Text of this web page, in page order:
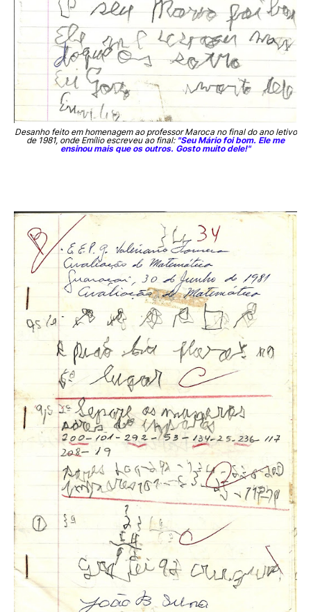
Desanho feito em homenagem ao professor Maroca no final do ano letivo
de 1981, onde Emílio escreveu ao final: "Seu Mário foi bom. Ele me
ensinou mais que os outros. Gosto muito dele!"